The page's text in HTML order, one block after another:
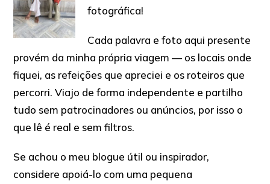
fotográfica!
Cada palavra e foto aqui presente
provém da minha própria viagem — os locais onde
fiquei, as refeições que apreciei e os roteiros que
percorri. Viajo de forma independente e partilho
tudo sem patrocinadores ou anúncios, por isso o
que lê é real e sem filtros.
Se achou o meu blogue útil ou inspirador,
considere apoiá-lo com uma pequena